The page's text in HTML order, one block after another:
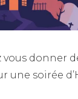
vous donner
une soirée